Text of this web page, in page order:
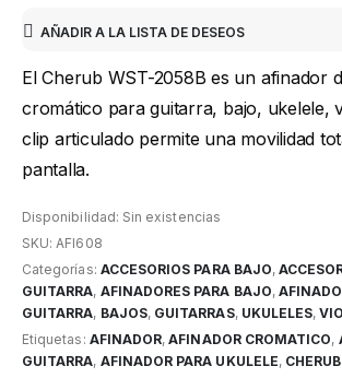
AÑADIR A LA LISTA DE DESEOS
El Cherub WST-2058B es un afinador
cromático para guitarra, bajo, ukelele,
clip articulado permite una movilidad
pantalla.
Disponibilidad: Sin existencias
SKU: AFI608
Categorías: ACCESORIOS PARA BAJO,
GUITARRA, AFINADORES PARA BAJO,
GUITARRA, BAJOS, GUITARRAS, UKULELES,
Etiquetas: AFINADOR,AFINADOR CROMATICO,
GUITARRA, AFINADOR PARA UKULELE, CHERUB